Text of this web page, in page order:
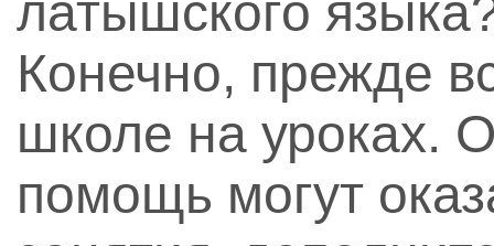
латышского
Конечно, прежде
школе на уроках.
помощь могут